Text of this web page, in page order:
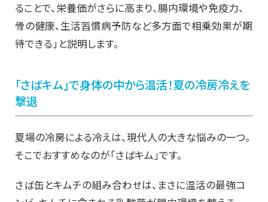
ることで、栄養価がさらに高まり、腸内環境や免疫力、
骨の健康、生活習慣病予防など多方面で相乗効果が期
待できる」と説明します。
「さばキム」で身体の中から温活！夏の冷房冷えを
撃退
夏場の冷房による冷えは、現代人の大きな悩みの一つ。
そこでおすすめなのが「さばキム」です。
さば缶とキムチの組み合わせは、まさに温活の最強コ